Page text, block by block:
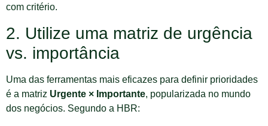
com critério.
2. Utilize uma matriz de urgência
vs. importância
Uma das ferramentas mais eficazes para definir prioridades
é a matriz Urgente × Importante, popularizada no mundo
dos negócios. Segundo a HBR: